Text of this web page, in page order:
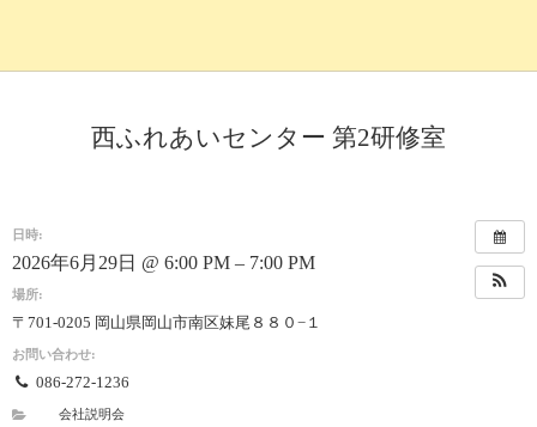
西ふれあいセンター 第2研修室
日時:
2026年6月29日 @ 6:00 PM – 7:00 PM
場所:
〒701-0205 岡山県岡山市南区妹尾８８０−１
お問い合わせ:
086-272-1236
会社説明会